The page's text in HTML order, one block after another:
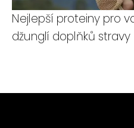
Nejlepší proteiny pro
džunglí doplňků stravy